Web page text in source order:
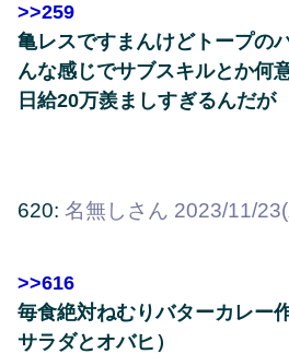
>>259
亀レスですまんけどトープの
んな感じでサブスキルとか何
日給20万羨ましすぎるんだが
620: 名無しさん 2023/11/
>>616
毎食絶対ねむりバターカレー
サラダとオバヒ）